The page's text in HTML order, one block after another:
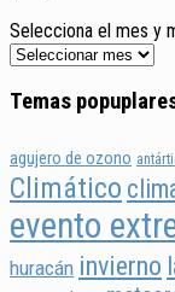
Selecciona el mes y
Temas
agujero de ozono
Climático
evento
huracán invierno